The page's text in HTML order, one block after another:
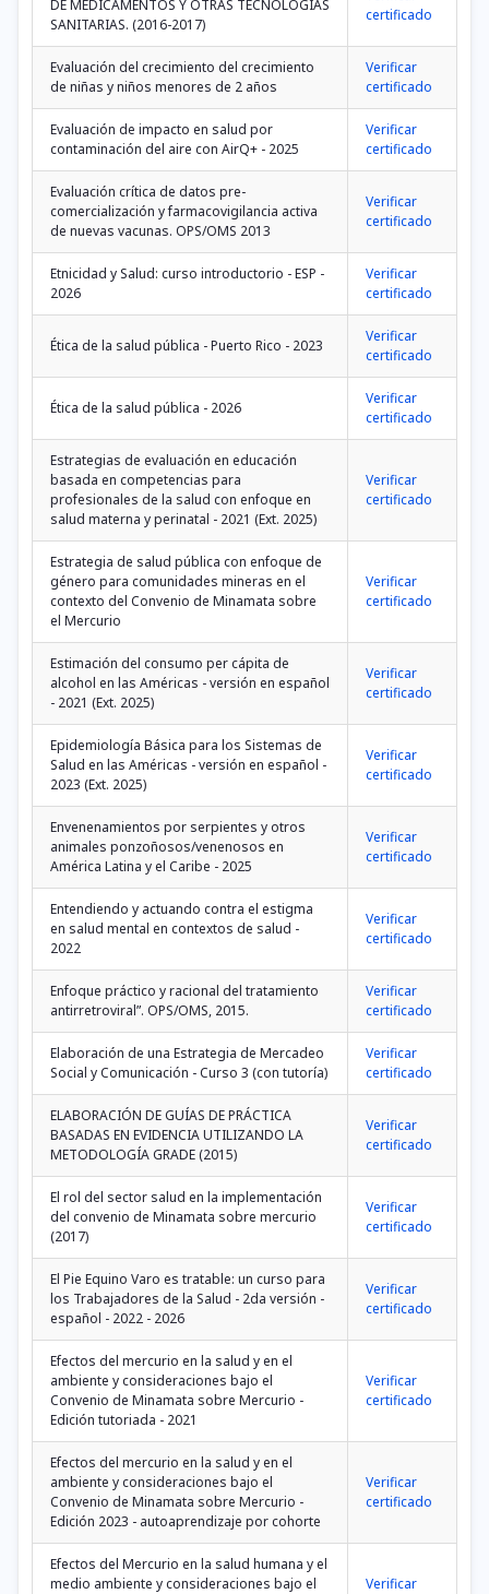
DE MEDICAMENTOS Y OTRAS TECNOLOGIAS
SANITARIAS. (2016-2017)
certificado
Evaluación del crecimiento del crecimiento
de niñas y niños menores de 2 años
Verificar
certificado
Evaluación de impacto en salud por
contaminación del aire con AirQ+ - 2025
Verificar
certificado
Evaluación crítica de datos pre-
comercialización y farmacovigilancia activa
de nuevas vacunas. OPS/OMS 2013
Verificar
certificado
Etnicidad y Salud: curso introductorio - ESP -
2026
Verificar
certificado
Ética de la salud pública - Puerto Rico - 2023
Verificar
certificado
Ética de la salud pública - 2026
Verificar
certificado
Estrategias de evaluación en educación
basada en competencias para
profesionales de la salud con enfoque en
salud materna y perinatal - 2021 (Ext. 2025)
Verificar
certificado
Estrategia de salud pública con enfoque de
género para comunidades mineras en el
contexto del Convenio de Minamata sobre
el Mercurio
Verificar
certificado
Estimación del consumo per cápita de
alcohol en las Américas - versión en español
- 2021 (Ext. 2025)
Verificar
certificado
Epidemiología Básica para los Sistemas de
Salud en las Américas - versión en español -
2023 (Ext. 2025)
Verificar
certificado
Envenenamientos por serpientes y otros
animales ponzoñosos/venenosos en
América Latina y el Caribe - 2025
Verificar
certificado
Entendiendo y actuando contra el estigma
en salud mental en contextos de salud -
2022
Verificar
certificado
Enfoque práctico y racional del tratamiento
antirretroviral”. OPS/OMS, 2015.
Verificar
certificado
Elaboración de una Estrategia de Mercadeo
Social y Comunicación - Curso 3 (con tutoría)
Verificar
certificado
ELABORACIÓN DE GUÍAS DE PRÁCTICA
BASADAS EN EVIDENCIA UTILIZANDO LA
METODOLOGÍA GRADE (2015)
Verificar
certificado
El rol del sector salud en la implementación
del convenio de Minamata sobre mercurio
(2017)
Verificar
certificado
El Pie Equino Varo es tratable: un curso para
los Trabajadores de la Salud - 2da versión -
español - 2022 - 2026
Verificar
certificado
Efectos del mercurio en la salud y en el
ambiente y consideraciones bajo el
Convenio de Minamata sobre Mercurio -
Edición tutoriada - 2021
Verificar
certificado
Efectos del mercurio en la salud y en el
ambiente y consideraciones bajo el
Convenio de Minamata sobre Mercurio -
Edición 2023 - autoaprendizaje por cohorte
Verificar
certificado
Efectos del Mercurio en la salud humana y el
medio ambiente y consideraciones bajo el
Verificar